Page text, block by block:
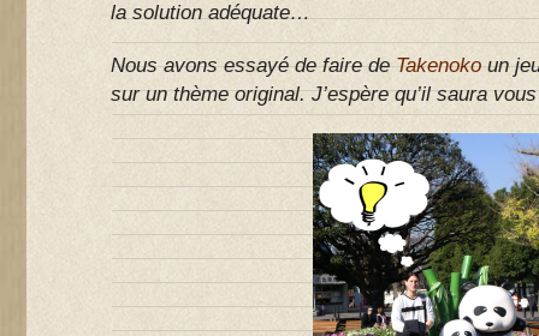
la solution adéquate…
Nous avons essayé de faire deTakenokoun
sur un thème original. J’espère qu’il saura